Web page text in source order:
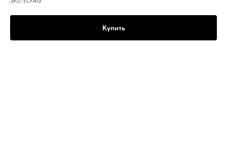
Купить